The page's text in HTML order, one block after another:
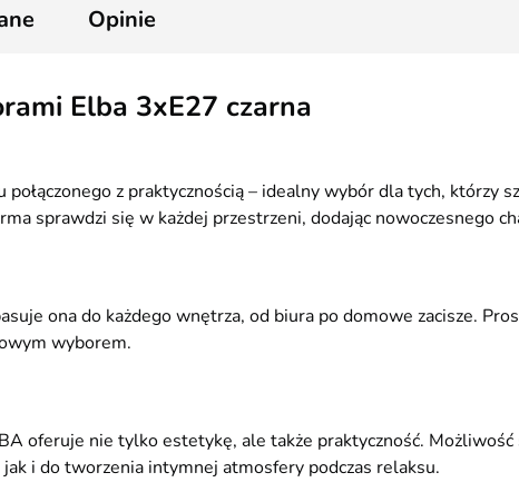
Opinie
Elba 3xE27 czarna
z praktycznością – idealny wybór dla tych, którzy
sprawdzi się w każdej przestrzeni, dodając nowoczesnego
ona do każdego wnętrza, od biura po domowe zacisze.
wyborem.
oferuje nie tylko estetykę, ale także praktyczność.
i do tworzenia intymnej atmosfery podczas relaksu.